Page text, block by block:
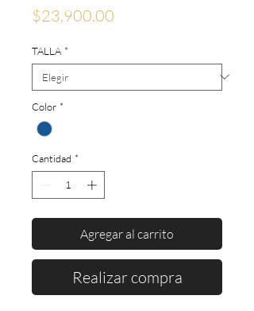
$23,900.00
TALLA *
Color *
Cantidad *
Agregar al carrito
Realizar compra